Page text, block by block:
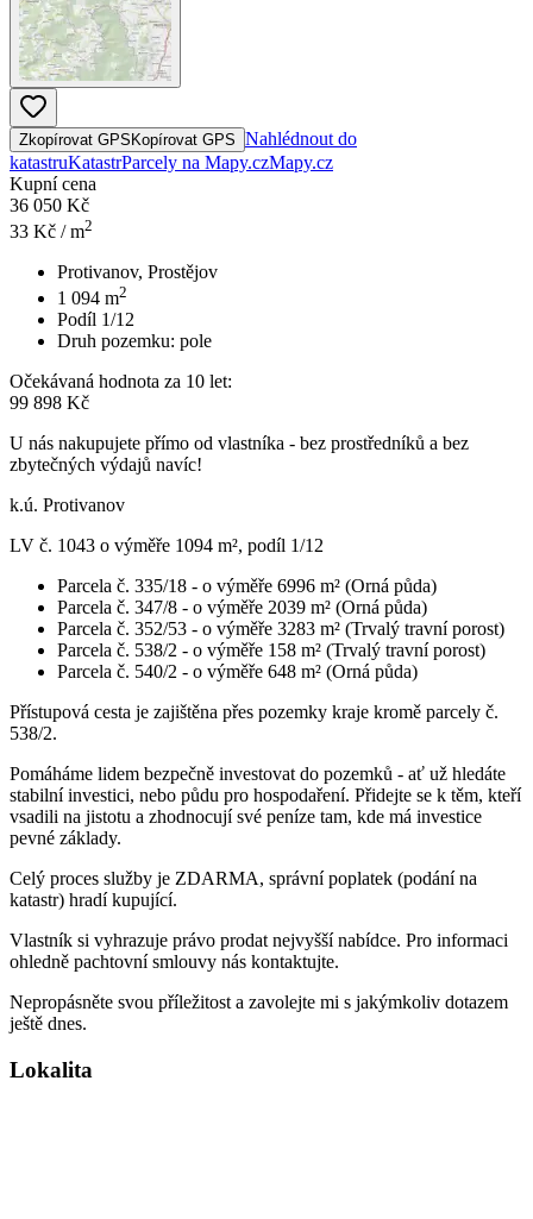
Zkopírovat GPSKopírovat GPS Nahlédnout do
katastruKatastrParcely na Mapy.czMapy.cz
Kupní cena
36 050 Kč
33 Kč / m2
Protivanov, Prostějov
1 094 m2
Podíl 1/12
Druh pozemku: pole
Očekávaná hodnota za 10 let:
99 898 Kč
U nás nakupujete přímo od vlastníka - bez prostředníků a bez
zbytečných výdajů navíc!
k.ú. Protivanov
LV č. 1043 o výměře 1094 m², podíl 1/12
Parcela č. 335/18 - o výměře 6996 m² (Orná půda)
Parcela č. 347/8 - o výměře 2039 m² (Orná půda)
Parcela č. 352/53 - o výměře 3283 m² (Trvalý travní porost)
Parcela č. 538/2 - o výměře 158 m² (Trvalý travní porost)
Parcela č. 540/2 - o výměře 648 m² (Orná půda)
Přístupová cesta je zajištěna přes pozemky kraje kromě parcely č.
538/2.
Pomáháme lidem bezpečně investovat do pozemků - ať už hledáte
stabilní investici, nebo půdu pro hospodaření. Přidejte se k těm, kteří
vsadili na jistotu a zhodnocují své peníze tam, kde má investice
pevné základy.
Celý proces služby je ZDARMA, správní poplatek (podání na
katastr) hradí kupující.
Vlastník si vyhrazuje právo prodat nejvyšší nabídce. Pro informaci
ohledně pachtovní smlouvy nás kontaktujte.
Nepropásněte svou příležitost a zavolejte mi s jakýmkoliv dotazem
ještě dnes.
Lokalita